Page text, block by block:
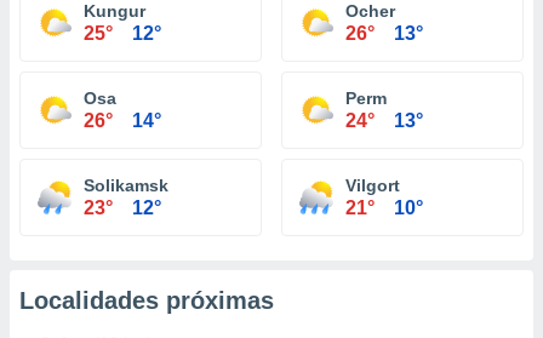
Kungur
25° 12°
Ocher
26° 13°
Osa
26° 14°
Perm
24° 13°
Solikamsk
23° 12°
Vilgort
21° 10°
Localidades próximas